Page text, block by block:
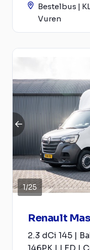
Bestelbus |
Vuren
1/25
Renault
2.3 dCi 145 |